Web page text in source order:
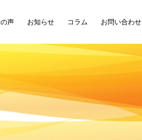
声 お知らせ コラム お問い合わせ